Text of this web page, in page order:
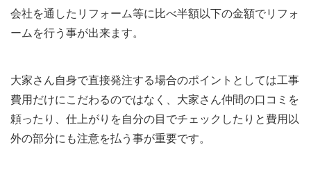
会社を通したリフォーム等に比べ半額以下の金額でリフォ
ームを行う事が出来ます。
大家さん自身で直接発注する場合のポイントとしては工事
費用だけにこだわるのではなく、大家さん仲間の口コミを
頼ったり、仕上がりを自分の目でチェックしたりと費用以
外の部分にも注意を払う事が重要です。